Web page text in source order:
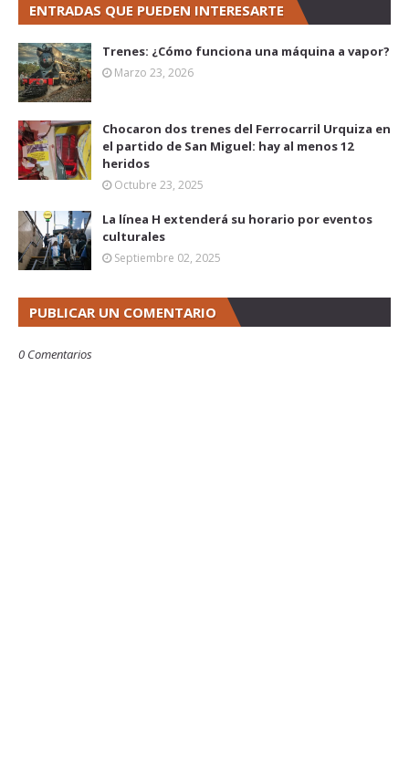
ENTRADAS QUE PUEDEN INTERESARTE
Trenes: ¿Cómo funciona una máquina a vapor?
Marzo 23, 2026
Chocaron dos trenes del Ferrocarril Urquiza en
el partido de San Miguel: hay al menos 12
heridos
Octubre 23, 2025
La línea H extenderá su horario por eventos
culturales
Septiembre 02, 2025
PUBLICAR UN COMENTARIO
0 Comentarios